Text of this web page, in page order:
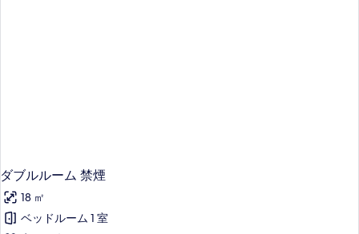
る
ダブルルーム 禁煙
18 ㎡
ベッドルーム 1 室